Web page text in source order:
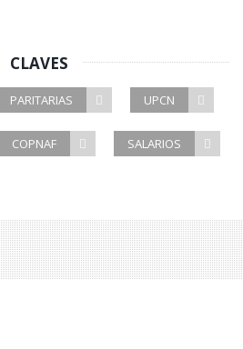
CLAVES
PARITARIAS UPCN
COPNAF SALARIOS